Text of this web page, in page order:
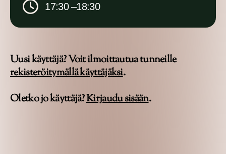
17:30 –18:30
Uusi käyttäjä? Voit ilmoittautua tunneille
rekisteröitymällä käyttäjäksi.
Oletko jo käyttäjä?Kirjaudu sisään.